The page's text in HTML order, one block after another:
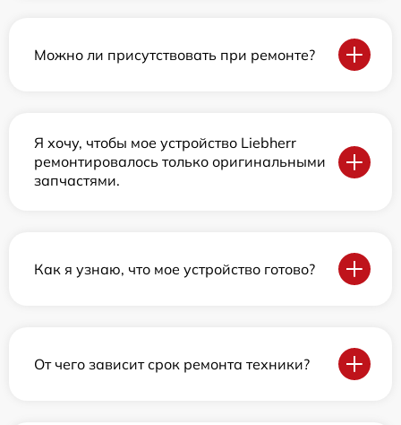
Можно ли присутствовать при ремонте?
Я хочу, чтобы мое устройство Liebherr
ремонтировалось только оригинальными
запчастями.
Как я узнаю, что мое устройство готово?
От чего зависит срок ремонта техники?